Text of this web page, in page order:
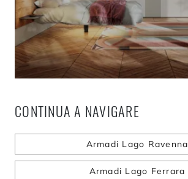
CONTINUA A NAVIGARE
Armadi Lago Ravenna
Armadi Lago Ferrara